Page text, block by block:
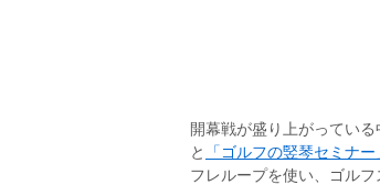
開幕戦が盛り上がってい
と
「ゴルフの竪琴セミナー
フレループを使い、ゴル